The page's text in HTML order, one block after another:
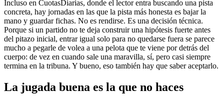
Incluso en CuotasDiarias, donde el lector entra buscando una pista
concreta, hay jornadas en las que la pista más honesta es bajar la
mano y guardar fichas. No es rendirse. Es una decisión técnica.
Porque si un partido no te deja construir una hipótesis fuerte antes
del pitazo inicial, entrar igual solo para no quedarse fuera se parece
mucho a pegarle de volea a una pelota que te viene por detrás del
cuerpo: de vez en cuando sale una maravilla, sí, pero casi siempre
termina en la tribuna. Y bueno, eso también hay que saber aceptarlo.
La jugada buena es la que no haces